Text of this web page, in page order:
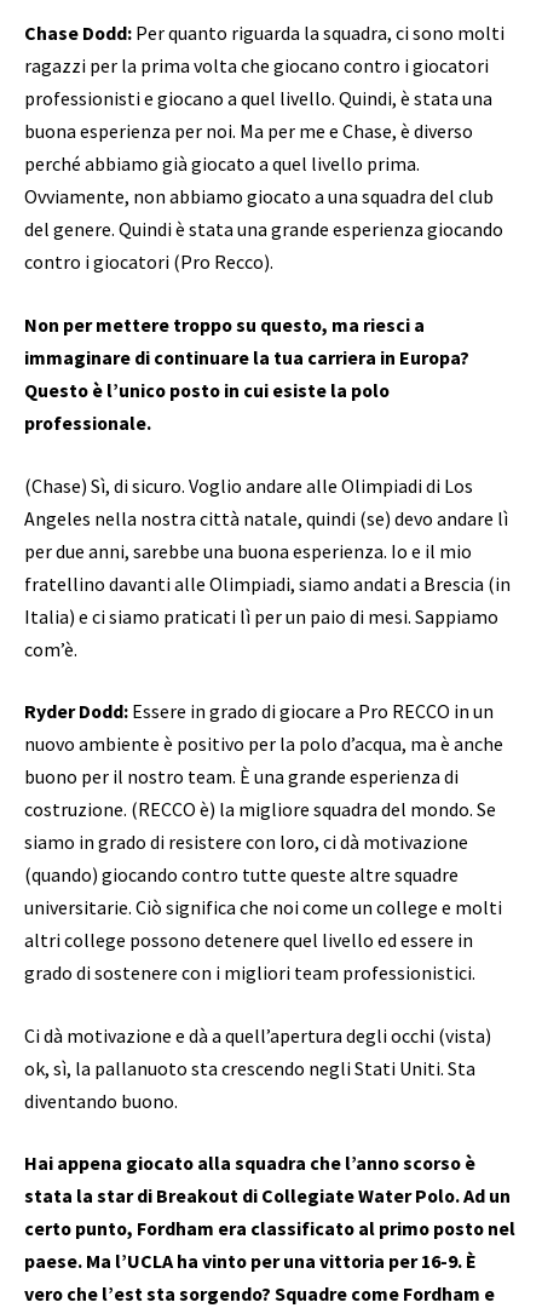
Chase Dodd: Per quanto riguarda la squadra, ci sono molti
ragazzi per la prima volta che giocano contro i giocatori
professionisti e giocano a quel livello. Quindi, è stata una
buona esperienza per noi. Ma per me e Chase, è diverso
perché abbiamo già giocato a quel livello prima.
Ovviamente, non abbiamo giocato a una squadra del club
del genere. Quindi è stata una grande esperienza giocando
contro i giocatori (Pro Recco).
Non per mettere troppo su questo, ma riesci a
immaginare di continuare la tua carriera in Europa?
Questo è l’unico posto in cui esiste la polo
professionale.
(Chase) Sì, di sicuro. Voglio andare alle Olimpiadi di Los
Angeles nella nostra città natale, quindi (se) devo andare lì
per due anni, sarebbe una buona esperienza. Io e il mio
fratellino davanti alle Olimpiadi, siamo andati a Brescia (in
Italia) e ci siamo praticati lì per un paio di mesi. Sappiamo
com’è.
Ryder Dodd: Essere in grado di giocare a Pro RECCO in un
nuovo ambiente è positivo per la polo d’acqua, ma è anche
buono per il nostro team. È una grande esperienza di
costruzione. (RECCO è) la migliore squadra del mondo. Se
siamo in grado di resistere con loro, ci dà motivazione
(quando) giocando contro tutte queste altre squadre
universitarie. Ciò significa che noi come un college e molti
altri college possono detenere quel livello ed essere in
grado di sostenere con i migliori team professionistici.
Ci dà motivazione e dà a quell’apertura degli occhi (vista)
ok, sì, la pallanuoto sta crescendo negli Stati Uniti. Sta
diventando buono.
Hai appena giocato alla squadra che l’anno scorso è
stata la star di Breakout di Collegiate Water Polo. Ad un
certo punto, Fordham era classificato al primo posto nel
paese. Ma l’UCLA ha vinto per una vittoria per 16-9. È
vero che l’est sta sorgendo? Squadre come Fordham e